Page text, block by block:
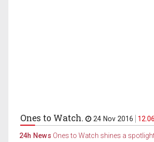
Ones to Watch. 24 Nov 2016
24h News Ones to Watch shines a